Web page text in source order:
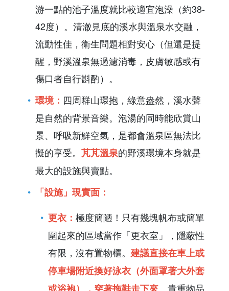
游一點的池子溫度就比較適宜泡澡（約38-
42度）。清澈見底的溪水與溫泉水交融，
流動性佳，衛生問題相對安心（但還是提
醒，野溪溫泉無過濾消毒，皮膚敏感或有
傷口者自行斟酌）。
環境： 四周群山環抱，綠意盎然，溪水聲
是自然的背景音樂。泡湯的同時能欣賞山
景、呼吸新鮮空氣，是都會溫泉區無法比
擬的享受。 芃芃溫泉的野溪環境本身就是
最大的設施與賣點。
「設施」現實面：
更衣： 極度簡陋！只有幾塊帆布或簡單
圍起來的區域當作「更衣室」，隱蔽性
有限，沒有置物櫃。 建議直接在車上或
停車場附近換好泳衣（外面罩著大外套
或浴袍），穿著拖鞋走下來。貴重物品